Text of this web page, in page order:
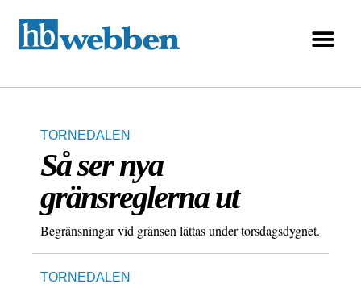
TORNEDALEN
Så ser nya
gränsreglerna ut
Begränsningar vid gränsen lättas under torsdagsdygnet.
TORNEDALEN